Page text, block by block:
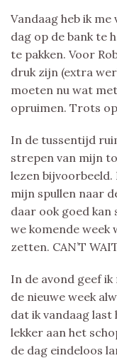
Vandaag heb ik
dag op de bank te
te pakken. Voor
druk zijn (extra
moeten nu wat
opruimen. Trots
In de tussentijd
strepen van mijn
lezen bijvoorbeeld.
mijn spullen naar
daar ook goed kan
we komende week
zetten. CAN’T
In de avond geef ik
de nieuwe week
dat ik vandaag last
lekker aan het
de dag eindeloos